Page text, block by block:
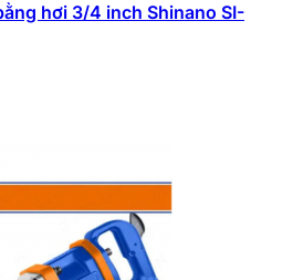
hơi 3/4 inch Shinano SI-